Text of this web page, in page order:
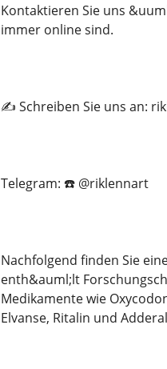
Kontaktieren Sie uns
immer online sind.
✍️ Schreiben Sie uns an:
Telegram: ☎️ @riklennart
Nachfolgend finden Sie
enth&auml;lt
Medikamente wie
Elvanse, Ritalin und